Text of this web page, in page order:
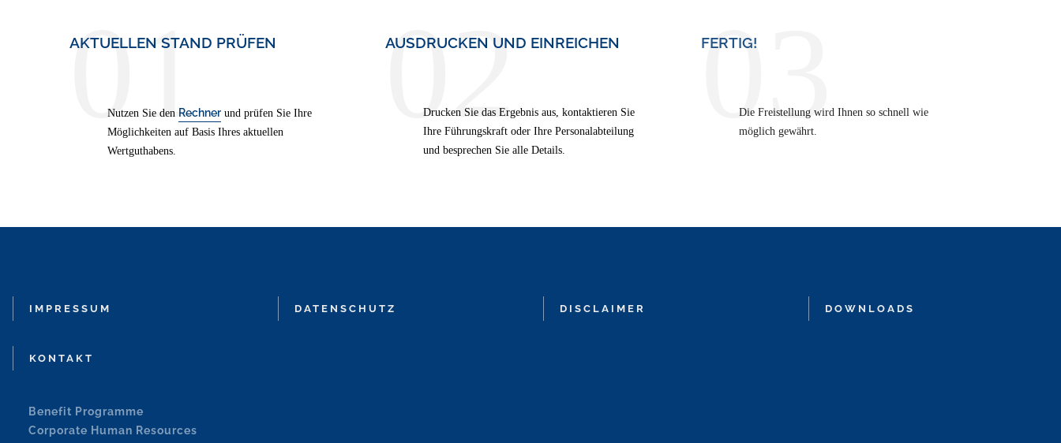
01
AKTUELLEN STAND PRÜFEN
Nutzen Sie den Rechner und prüfen Sie Ihre
Möglichkeiten auf Basis Ihres aktuellen
Wertguthabens.
02
AUSDRUCKEN UND EINREICHEN
Drucken Sie das Ergebnis aus, kontaktieren Sie
Ihre Führungskraft oder Ihre Personalabteilung
und besprechen Sie alle Details.
03
FERTIG!
Die Freistellung wird Ihnen so schnell wie
möglich gewährt.
IMPRESSUM DATENSCHUTZ DISCLAIMER DOWNLOADS
KONTAKT
Benefit Programme
Corporate Human Resources